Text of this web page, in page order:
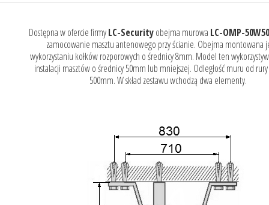
Dostępna w ofercie firmyLC-Securityobejma murowa LC-OMP-
zamocowanie masztu antenowego przy ścianie. Obejma montowana
wykorzystaniu kołków rozporowych o średnicy 8mm. Model ten
instalacji masztów o średnicy 50mm lub mniejszej. Odległość muru od
500mm. W skład zestawu wchodzą dwa elementy.